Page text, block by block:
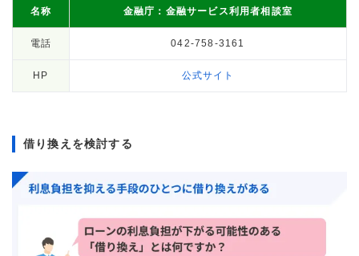
名称 金融庁：金融サービス利用者相談室
電話 042-758-3161
HP 公式サイト
借り換えを検討する